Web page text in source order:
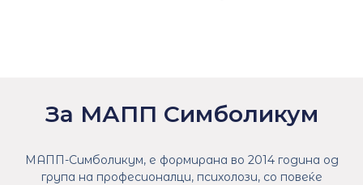
За МАПП Симболикум
МАПП-Симболикум, е формирана во 2014 година од
група на професионалци, психолози, со повеќе